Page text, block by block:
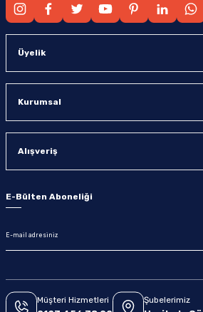
Üyelik
Kurumsal
Alışveriş
E-Bülten Aboneliği
Müşteri Hizmetleri Şubelerimiz